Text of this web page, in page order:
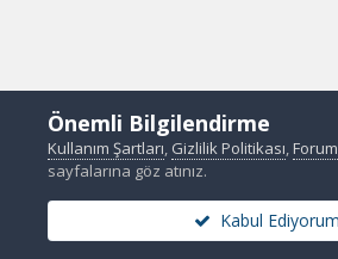
Önemli Bilgilendirme
Kullanım Şartları, Gizlilik Politikası,
sayfalarına göz atınız.
Kabul Ediyorum